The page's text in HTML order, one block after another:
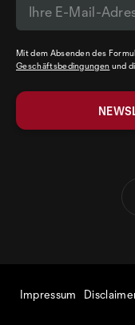
Mit dem Absenden des
Geschäftsbedingungen und
Impressum